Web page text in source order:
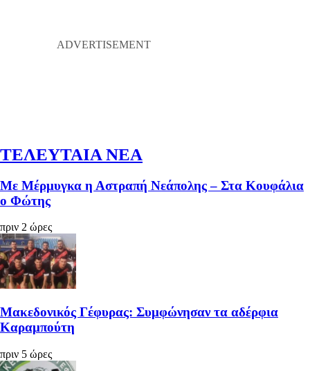
ΤΕΛΕΥΤΑΙΑ ΝΕΑ
Με Μέρμυγκα η Αστραπή Νεάπολης – Στα Κουφάλια
ο Φώτης
πριν 2 ώρες
Μακεδονικός Γέφυρας: Συμφώνησαν τα αδέρφια
Καραμπούτη
πριν 5 ώρες